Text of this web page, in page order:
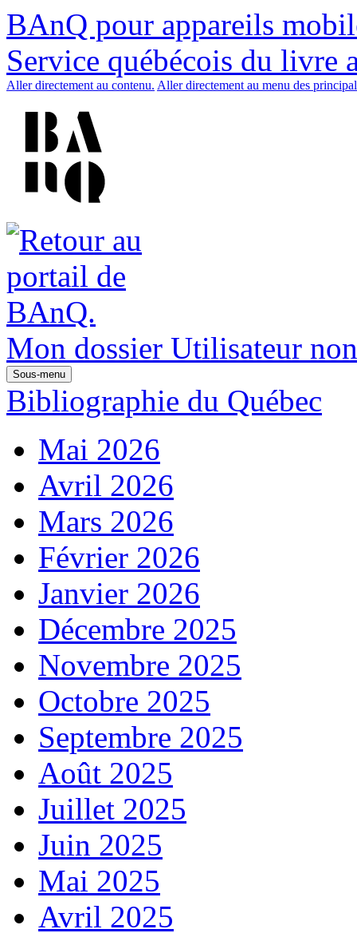
BAnQ pour appareils
Service québécois du livre
Aller directement au contenu. Aller directement au menu des
Mon dossier Utilisateur
Sous-menu
Bibliographie du Québec
Mai 2026
Avril 2026
Mars 2026
Février 2026
Janvier 2026
Décembre 2025
Novembre 2025
Octobre 2025
Septembre 2025
Août 2025
Juillet 2025
Juin 2025
Mai 2025
Avril 2025